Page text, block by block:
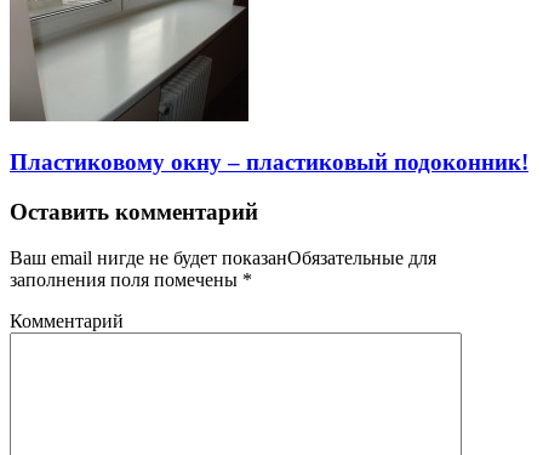
Пластиковому окну – пластиковый подоконник!
Оставить комментарий
Ваш email нигде не будет показанОбязательные для
заполнения поля помечены *
Комментарий